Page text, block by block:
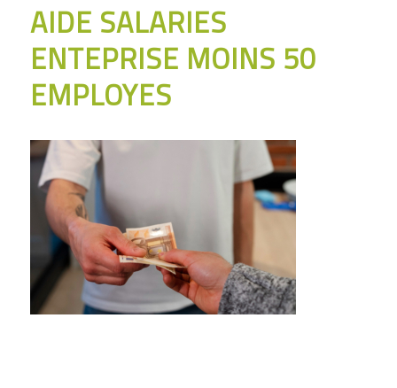
AIDE SALARIES
ENTEPRISE MOINS 50
EMPLOYES